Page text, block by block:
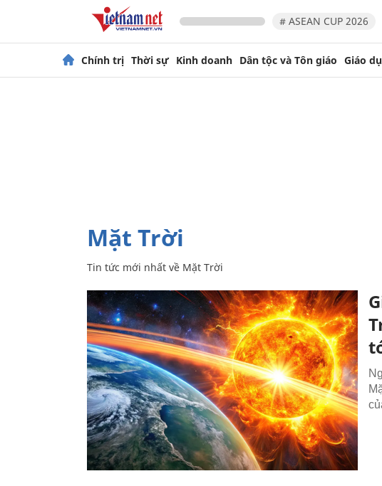
# ASEAN CUP 2026
Chính trị Thời sự Kinh doanh Dân tộc và Tôn giáo Giáo
Mặt Trời
Tin tức mới nhất về Mặt Trời